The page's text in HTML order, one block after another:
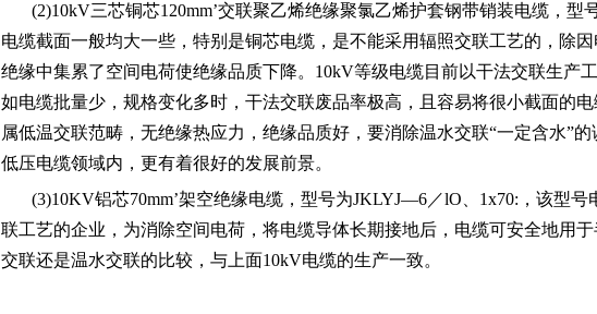
(2)10kV三芯铜芯120mm’交联聚乙烯绝缘聚氯乙烯护套钢带销装电缆，
电缆截面一般均大一些，特别是铜芯电缆，是不能采用辐照交联工艺的，除
绝缘中集累了空间电荷使绝缘品质下降。10kV等级电缆目前以干法交联生产
如电缆批量少，规格变化多时，干法交联废品率极高，且容易将很小截面的
属低温交联范畴，无绝缘热应力，绝缘品质好，要消除温水交联“一定含水”
低压电缆领域内，更有着很好的发展前景。
(3)10KV铝芯70mm’架空绝缘电缆，型号为JKLYJ—6／lO、1x70:，该型
联工艺的企业，为消除空间电荷，将电缆导体长期接地后，电缆可安全地用
交联还是温水交联的比较，与上面10kV电缆的生产一致。